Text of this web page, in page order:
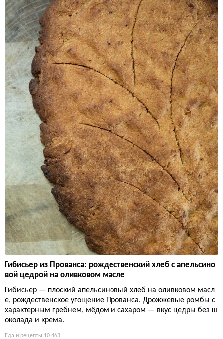
Гибисьер из Прованса: рождественский хлеб с апельсино
вой цедрой на оливковом масле
Гибисьер — плоский апельсиновый хлеб на оливковом масл
е, рождественское угощение Прованса. Дрожжевые ромбы с
характерным гребнем, мёдом и сахаром — вкус цедры без ш
околада и крема.
Еда и рецепты 10 463